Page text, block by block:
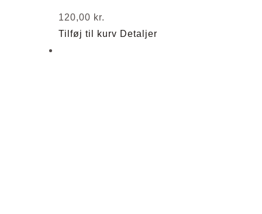
120,00 kr.
Tilføj til kurv Detaljer